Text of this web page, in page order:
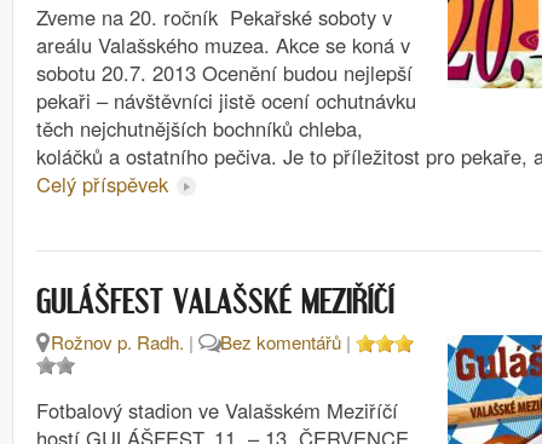
Zveme na 20. ročník Pekařské soboty v
areálu Valašského muzea. Akce se koná v
sobotu 20.7. 2013 Ocenění budou nejlepší
pekaři – návštěvníci jistě ocení ochutnávku
těch nejchutnějších bochníků chleba,
koláčků a ostatního pečiva. Je to příležitost pro pekaře,
Celý příspěvek
GULÁŠFEST VALAŠSKÉ MEZIŘÍČÍ
Rožnov p. Radh. | Bez komentářů |
Fotbalový stadion ve Valašském Meziříčí
hostí GULÁŠFEST. 11. – 13. ČERVENCE